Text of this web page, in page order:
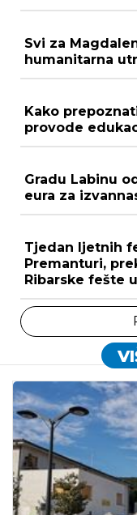
Svi za
humanitarna
Kako
provode
Gradu Labinu
eura za
Tjedan ljetnih
Premanturi,
Ribarske fešte